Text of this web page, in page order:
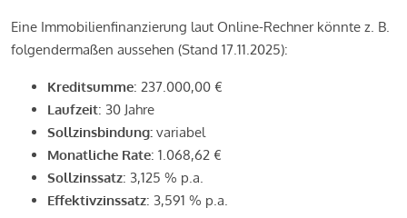
Eine Immobilienfinanzierung laut Online-Rechner könnte z. B.
folgendermaßen aussehen (Stand 17.11.2025):
Kreditsumme: 237.000,00 €
Laufzeit: 30 Jahre
Sollzinsbindung: variabel
Monatliche Rate: 1.068,62 €
Sollzinssatz: 3,125 % p.a.
Effektivzinssatz: 3,591 % p.a.